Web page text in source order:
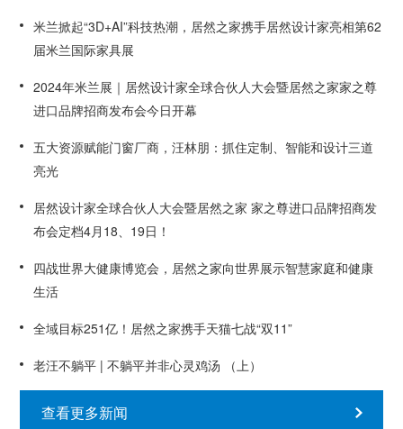
米兰掀起“3D+AI”科技热潮，居然之家携手居然设计家亮相第62
届米兰国际家具展
2024年米兰展｜居然设计家全球合伙人大会暨居然之家家之尊
进口品牌招商发布会今日开幕
五大资源赋能门窗厂商，汪林朋：抓住定制、智能和设计三道
亮光
居然设计家全球合伙人大会暨居然之家 家之尊进口品牌招商发
布会定档4月18、19日！
四战世界大健康博览会，居然之家向世界展示智慧家庭和健康
生活
全域目标251亿！居然之家携手天猫七战“双11”
老汪不躺平 | 不躺平并非心灵鸡汤 （上）
查看更多新闻